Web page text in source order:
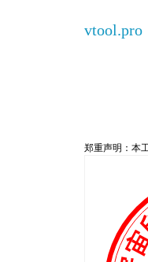
vtool.pro
郑重声明：本